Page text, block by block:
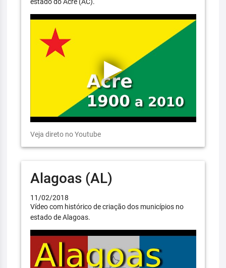
Veja direto no Youtube
Alagoas (AL)
11/02/2018
Vídeo com histórico de criação dos municípios no
estado de Alagoas.